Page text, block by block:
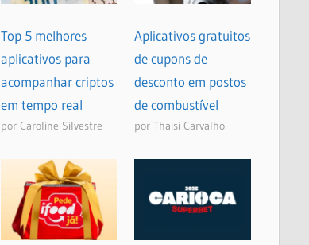
Top 5 melhores
aplicativos para
acompanhar criptos
em tempo real
por Caroline Silvestre
Aplicativos gratuitos
de cupons de
desconto em postos
de combustível
por Thaisi Carvalho